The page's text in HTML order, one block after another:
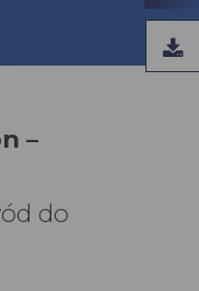
–
do